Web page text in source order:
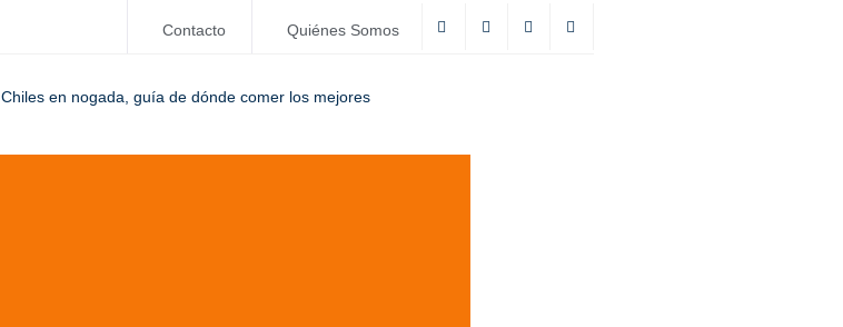
Contacto Quiénes Somos
Chiles en nogada, guía de dónde comer los mejores